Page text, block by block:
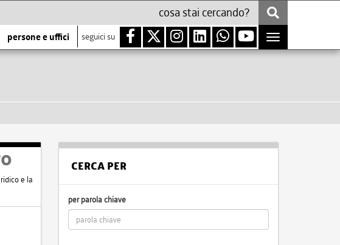
persone e uffici seguici su
Toggle
navigation
e la
CERCA PER
per parola chiave